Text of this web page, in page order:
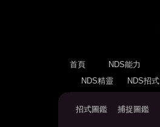
首頁 NDS能力
NDS精靈
NDS招式
招式圖鑑 捕捉圖鑑